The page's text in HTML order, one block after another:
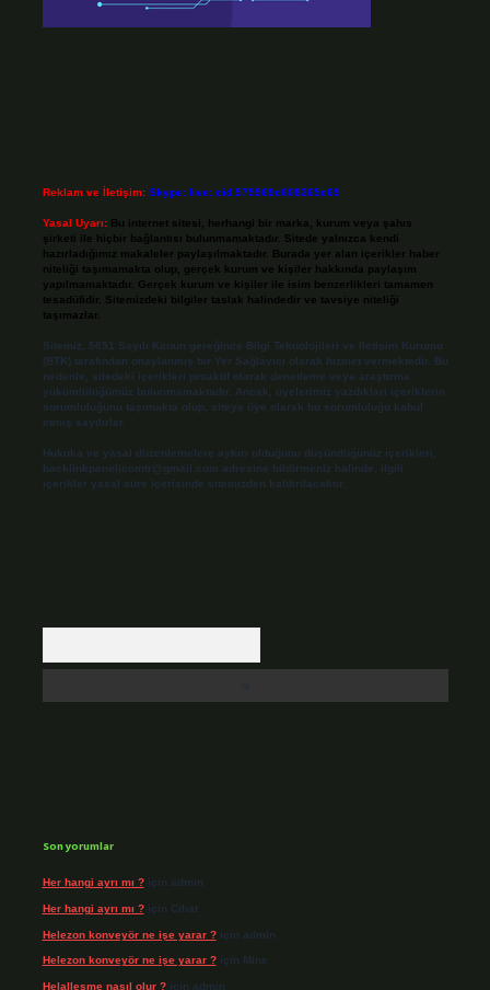
Reklam ve İletişim: Skype: live:.cid.575569c608265c69
Yasal Uyarı: Bu internet sitesi, herhangi bir marka, kurum veya şahıs
şirketi ile hiçbir bağlantısı bulunmamaktadır. Sitede yalnızca kendi
hazırladığımız makaleler paylaşılmaktadır. Burada yer alan içerikler haber
niteliği taşımamakta olup, gerçek kurum ve kişiler hakkında paylaşım
yapılmamaktadır. Gerçek kurum ve kişiler ile isim benzerlikleri tamamen
tesadüfidir. Sitemizdeki bilgiler taslak halindedir ve tavsiye niteliği
taşımazlar.
Sitemiz, 5651 Sayılı Kanun gereğince Bilgi Teknolojileri ve İletişim Kurumu
(BTK) tarafından onaylanmış bir Yer Sağlayıcı olarak hizmet vermektedir. Bu
nedenle, sitedeki içerikleri proaktif olarak denetleme veya araştırma
yükümlülüğümüz bulunmamaktadır. Ancak, üyelerimiz yazdıkları içeriklerin
sorumluluğunu taşımakta olup, siteye üye olarak bu sorumluluğu kabul
etmiş sayılırlar.
Hukuka ve yasal düzenlemelere aykırı olduğunu düşündüğünüz içerikleri,
backlinkpanelicomtr@gmail.com adresine bildirmeniz halinde, ilgili
içerikler yasal süre içerisinde sitemizden kaldırılacaktır.
Son yorumlar
Her hangi ayrı mı ?için admin
Her hangi ayrı mı ?için Cihat
Helezon konveyör ne işe yarar ?için admin
Helezon konveyör ne işe yarar ?için Mine
Helalleşme nasıl olur ?için admin